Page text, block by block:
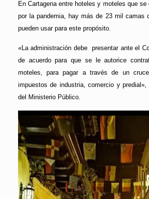
En Cartagena entre hoteles y moteles que
por la pandemia, hay más de 23 mil camas
pueden usar para este propósito.
«La administración debe presentar ante el
de acuerdo para que se le autorice
moteles, para pagar a través de un
impuestos de industria, comercio y
del Ministerio Público.